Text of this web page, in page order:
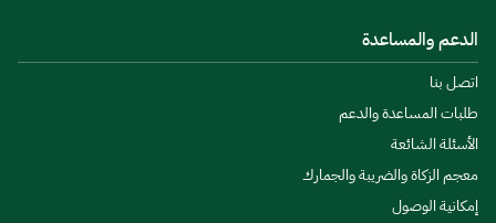
الدعم والمساعدة
اتصل بنا
طلبات المساعدة والدعم
الأسئلة الشائعة
معجم الزكاة والضريبة والجمارك
إمكانية الوصول